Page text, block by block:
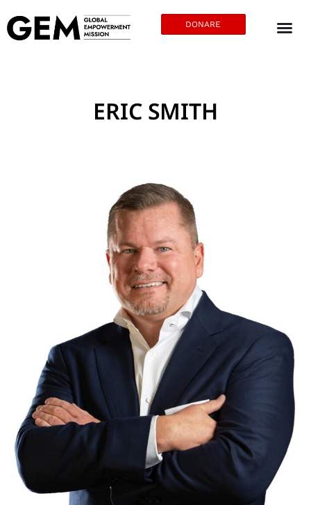
DONARE
ERIC SMITH